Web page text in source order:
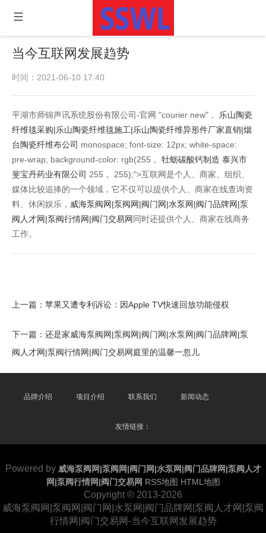
当今互联网发展趋势
时间：2021-06-10 17:40
平湖市师锦声讯系统股份有限公司-官网 "courier new"，
乐山陶瓷
纤维毯采购|乐山陶瓷纤维毯施工|乐山陶瓷纤维异形件厂家直销|烟
台陶瓷纤维布公司 monospace; font-size: 12px; white-space:
pre-wrap; background-color: rgb(255， 牡蛎碳酸钙制造 泰兴市
斐宝丹药业有限公司 255， 255);">互联网是个人、商家、组织、
媒体比较追捧的一个领域，它不仅可以提供个人、商家在线查询资
料、休闲娱乐， 威海泵阀网|泵阀网|阀门网|水泵网|阀门品牌网|泵
阀人才网|泵阀行情网|阀门交易网 同时还提供个人、商家在线商务
工作。
上一篇： 苹果又遭专利诉讼：因Apple TV快速回放功能侵权
下一篇： 还是家威海泵阀网|泵阀网|阀门网|水泵网|阀门品牌网|泵
阀人才网|泵阀行情网|阀门交易网庭里的温馨一忽儿
品牌介绍 项目介绍 联系我们 新闻动态
友情链接：
Powered by 威海泵阀网|泵阀网|阀门网|水泵网|阀门品牌网|泵阀人才
网|泵阀行情网|阀门交易网 RSS地图 HTML地图
Copyright © 2013-2026
威海泵阀网|泵阀网|阀门网|水泵网|阀门品牌网|泵阀人才网|泵阀
行情网|阀门交易网-当今互联网发展趋势